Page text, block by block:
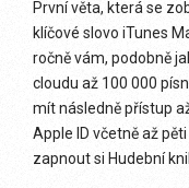
První věta, která se
klíčové slovo iTunes
ročně vám, podobně
cloudu až 100 000
mít následně přístup
Apple ID včetně až
zapnout si Hudební